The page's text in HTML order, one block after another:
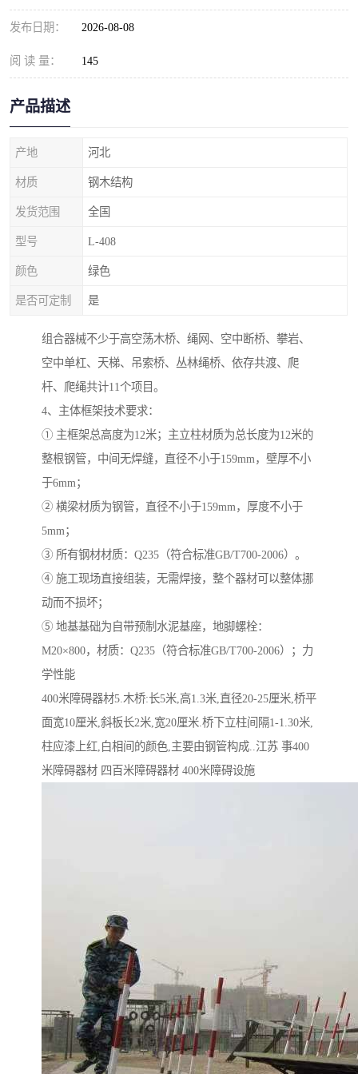
发布日期： 2026-08-08
阅 读 量： 145
产品描述
产地 河北
材质 钢木结构
发货范围 全国
型号 L-408
颜色 绿色
是否可定制 是
组合器械不少于高空荡木桥、绳网、空中断桥、攀岩、
空中单杠、天梯、吊索桥、丛林绳桥、依存共渡、爬
杆、爬绳共计11个项目。
4、主体框架技术要求：
① 主框架总高度为12米；主立柱材质为总长度为12米的
整根钢管，中间无焊缝，直径不小于159mm，壁厚不小
于6mm；
② 横梁材质为钢管，直径不小于159mm，厚度不小于
5mm；
③ 所有钢材材质：Q235（符合标准GB/T700-2006）。
④ 施工现场直接组装，无需焊接，整个器材可以整体挪
动而不损坏；
⑤ 地基基础为自带预制水泥基座，地脚螺栓：
M20×800，材质：Q235（符合标准GB/T700-2006）；力
学性能
400米障碍器材5.木桥:长5米,高1.3米,直径20-25厘米,桥平
面宽10厘米,斜板长2米,宽20厘米.桥下立柱间隔1-1.30米,
柱应漆上红,白相间的颜色,主要由钢管构成..江苏 事400
米障碍器材 四百米障碍器材 400米障碍设施